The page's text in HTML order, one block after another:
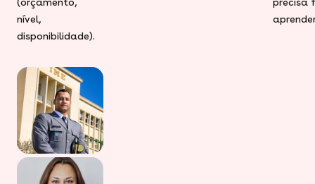
nível,
disponibilidade).